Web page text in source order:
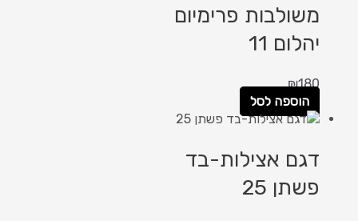
משולבות פרימיום
יהלום 11
₪180
הוספה לסל
דגם אצילות-בד
פשתן 25